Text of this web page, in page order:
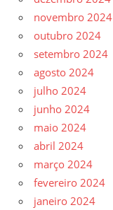
novembro 2024
outubro 2024
setembro 2024
agosto 2024
julho 2024
junho 2024
maio 2024
abril 2024
março 2024
fevereiro 2024
janeiro 2024